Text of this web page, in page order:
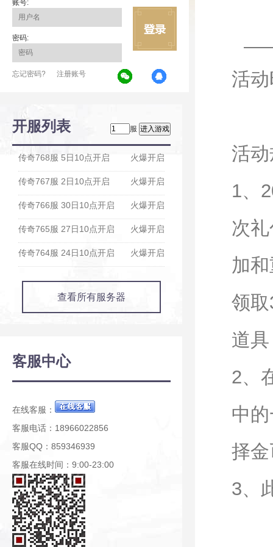
账号:
密码:
忘记密码? 注册账号
开服列表 服
火爆开启
传奇768服 5日10点开启
火爆开启
传奇767服 2日10点开启
火爆开启
传奇766服 30日10点开启
火爆开启
传奇765服 27日10点开启
火爆开启
传奇764服 24日10点开启
查看所有服务器
客服中心
在线客服：
客服电话：18966022856
客服QQ：859346939
客服在线时间：9:00-23:00
活
活
1、
次
加
领
道
2、
中
择
3、